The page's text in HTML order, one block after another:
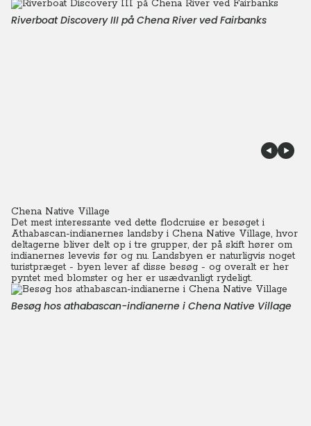
Riverboat Discovery III på Chena River ved Fairbanks
Chena Native Village
Det mest interessante ved dette flodcruise er besøget i
Athabascan-indianernes landsby i Chena Native Village, hvor
deltagerne bliver delt op i tre grupper, der på skift hører om
indianernes levevis før og nu. Landsbyen er naturligvis noget
turistpræget - byen lever af disse besøg - og overalt er her
pyntet med blomster og her er usædvanligt rydeligt.
Besøg hos athabascan-indianerne i Chena Native Village